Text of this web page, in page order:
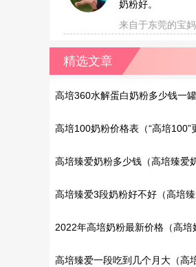
奶粉好。
来自于东莞的宝
精选文章
高培360水解蛋白奶粉多少钱一
有哪些特点?）
高培100奶粉价格表（“高培100”
高培臻爱奶粉多少钱（高培臻爱
高培臻爱3段奶粉好不好（高培臻
2022年高培奶粉最新价格（高培
高培臻爱一段吃到几个月大（高